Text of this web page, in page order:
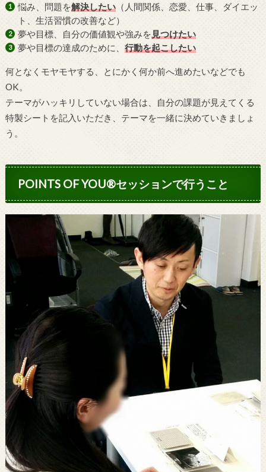
悩み、問題を解決したい （人間関係、恋愛、仕事、ダイエッ
ト、生活習慣の改善など）
夢や目標、自分の価値観や強みを見つけたい
夢や目標の達成のために、行動を起こしたい
何となくモヤモヤする、とにかく何か前へ進めたいなどでも
OK。
テーマがハッキリしていない場合は、自分の課題が見えてくる
特製シートを記入いただき、テーマを一緒に決めていきましょ
う。
POINTS OF YOU®セッションで行うこと